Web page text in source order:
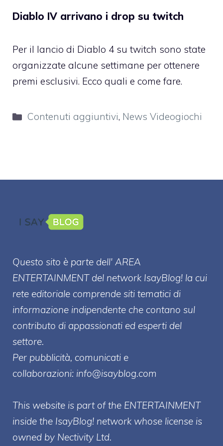
Diablo IV arrivano i drop su twitch
Per il lancio di Diablo 4 su twitch sono state
organizzate alcune settimane per ottenere
premi esclusivi. Ecco quali e come fare.
Categorie
Contenuti aggiuntivi, News Videogiochi
Questo sito è parte dell' AREA
ENTERTAINMENT del network IsayBlog! la cui
rete editoriale comprende siti tematici di
informazione indipendente che contano sul
contributo di appassionati ed esperti del
settore.
Per pubblicità, comunicati e
collaborazioni: info@isayblog.com
This website is part of the ENTERTAINMENT
inside the IsayBlog! network whose license is
owned by Nectivity Ltd.